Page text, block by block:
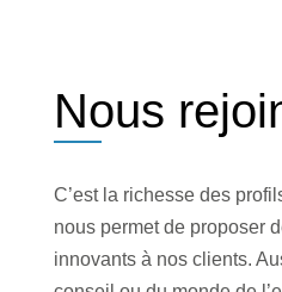
Nous
C’est la richesse des
nous permet de proposer
innovants à nos clients.